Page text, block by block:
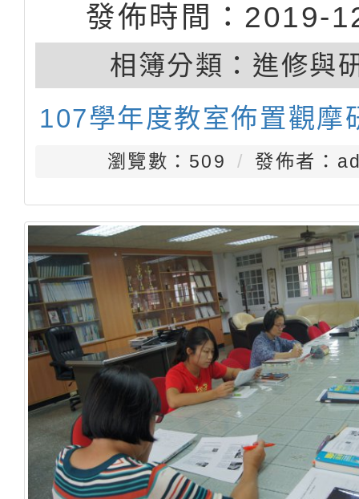
發佈時間：2019-
相簿分類： 進修與
107學年度教室佈置觀摩
瀏覽數：509 發佈者：